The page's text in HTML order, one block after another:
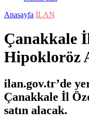
Anasayfa İLAN
Çanakkale
Hipokloröz
ilan.gov.tr’de
Çanakkale İl
satın alacak.